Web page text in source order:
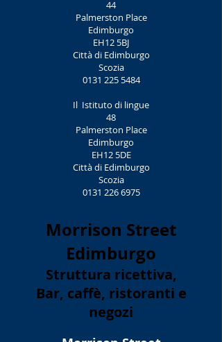
44
Palmerston Place
Edimburgo
EH12 5BJ
Città di Edimburgo
Scozia
0131 225 5484
Il Istituto di lingue
48
Palmerston Place
Edimburgo
EH12 5DE
Città di Edimburgo
Scozia
0131 226 6975
Morrison Street
Edimburgo
Struttura ricettiva,
Bar, caffè, ristoranti e
negozi